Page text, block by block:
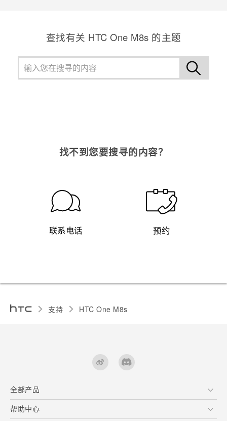
查找有关 HTC One M8s 的主题
找不到您要搜寻的内容？
联系电话 预约
支持 HTC One M8s‎
全部产品
区块链智能手机
帮助中心